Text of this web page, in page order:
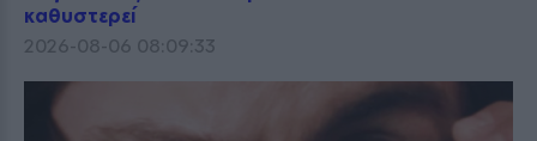
καθυστερεί
2026-08-06 08:09:33